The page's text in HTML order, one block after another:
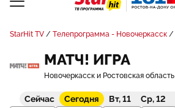
StarHit TV Телепрограмма - Новочеркасск
МАТЧ! ИГРА
Новочеркасск и Ростовская область
Сейчас Сегодня Вт, 11 Ср, 12